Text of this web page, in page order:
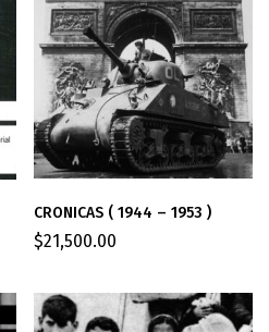
CRONICAS ( 1944 – 1953 )
$21,500.00